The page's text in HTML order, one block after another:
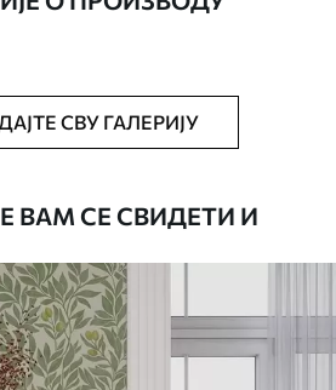
мат.
до 50 цм.
Позадине са завршном
лакова могу се очистити
СВУ ГАЛЕРИЈУ
ВАМ СЕ СВИДЕТИ И